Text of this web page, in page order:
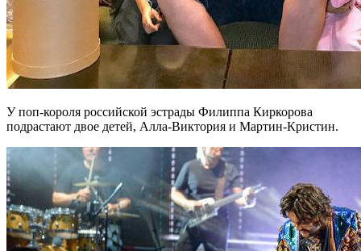
У поп-короля российской эстрады Филиппа Киркорова
подрастают двое детей, Алла-Виктория и Мартин-Кристин.